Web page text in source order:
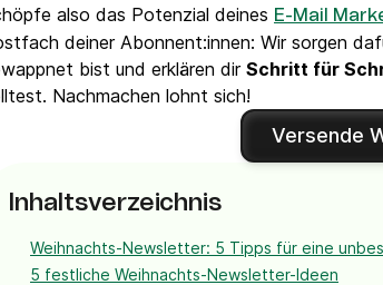
also das Potenzial deines E-Mail
deiner Abonnent:innen: Wir sorgen
bist und erklären dirSchritt für
Nachmachen lohnt sich!
Versende
Inhaltsverzeichnis
Weihnachts-Newsletter: 5 Tipps für eine
5 festliche Weihnachts-Newsletter-Ideen